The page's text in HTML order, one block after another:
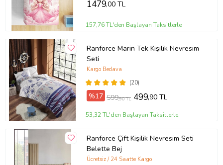
1479,00 TL
157,76 TL'den Başlayan Taksitlerle
Ranforce Marin Tek Kişilik Nevresim
Seti
(20)
Kargo Bedava
%17 599,90 TL 499,90 TL
53,32 TL'den Başlayan Taksitlerle
Ranforce Çift Kişilik Nevresim Seti
Belette Bej
Ücretsiz / 24 Saatte Kargo